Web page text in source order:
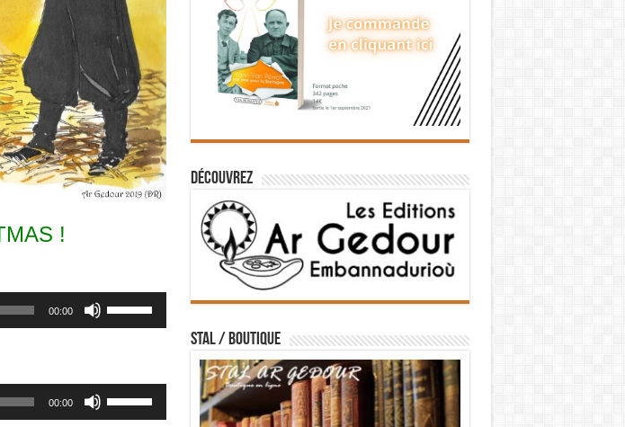
!
00:00
augmenter
ou
00:00
Découvrez
STAL / BOUTIQUE